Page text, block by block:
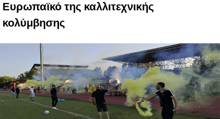
Ευρωπαϊκό της καλλιτεχνικής
κολύμβησης